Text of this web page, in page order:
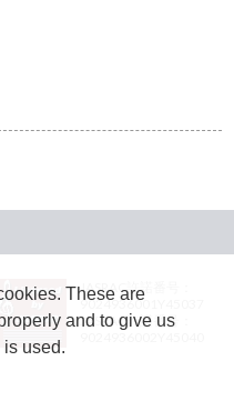
JASRAC許諾番号：
9024936001Y45037
JASRAC許諾番号：
These are
and to give us
used.